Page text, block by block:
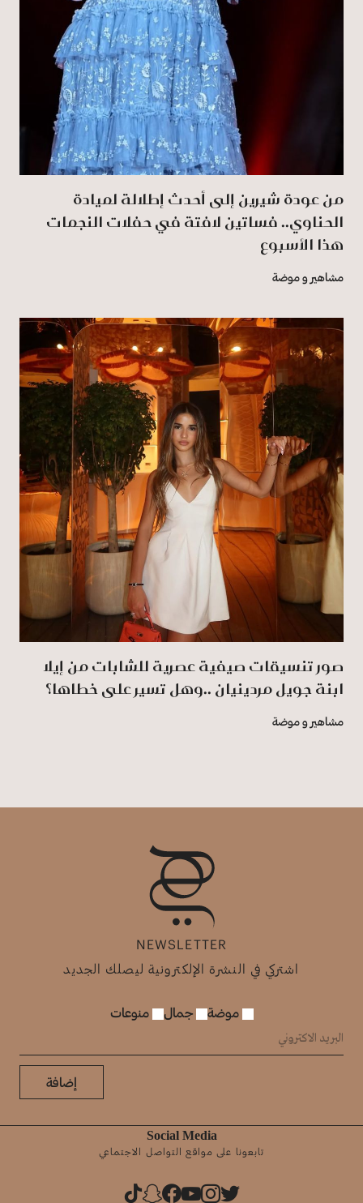
من عودة شيرين إلى أحدث إطلالة لميادة
الحناوي.. فساتين لافتة في حفلات النجمات
هذا الأسبوع
مشاهير و موضة
صور تنسيقات صيفية عصرية للشابات من إيلا
ابنة جويل مردينيان ..وهل تسير على خطاها؟
مشاهير و موضة
NEWSLETTER
اشتركي في النشرة الإلكترونية ليصلك الجديد
موضة جمال منوعات
إضافة
Social Media
تابعونا على مواقع التواصل الاجتماعي